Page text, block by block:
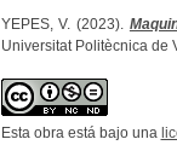
YEPES, V. (2023).
Universitat Politècnica de
Esta obra está bajo una